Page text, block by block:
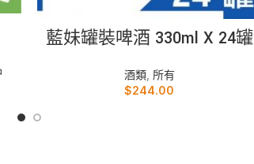
藍妹罐裝啤酒 330ml X 24罐
酒類, 所有
$244.00